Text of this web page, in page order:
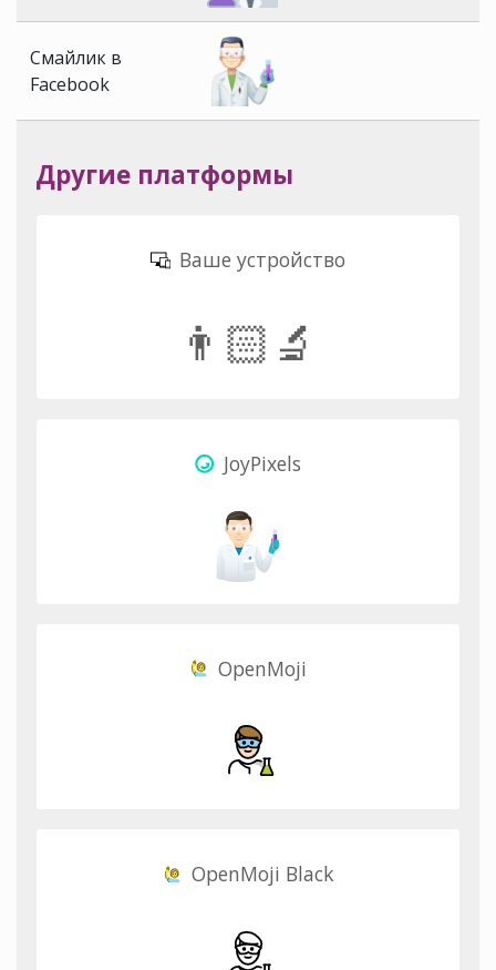
Смайлик в
Facebook
Другие платформы
Ваше устройство
👨🏻‍🔬
JoyPixels
OpenMoji
OpenMoji Black